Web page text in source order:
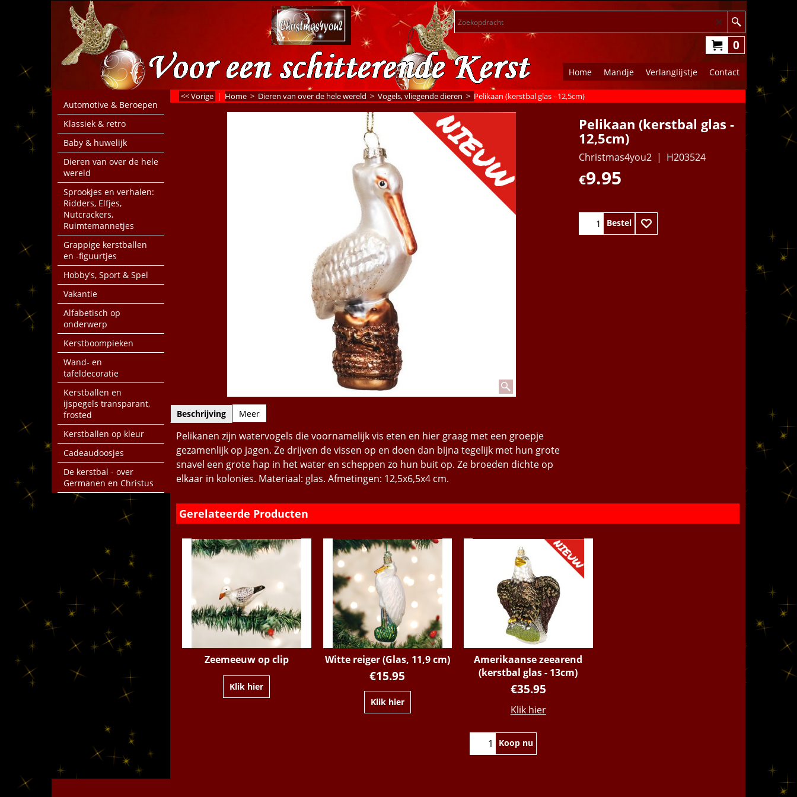
0
Home Mandje Verlanglijstje Contact
Automotive & Beroepen
Klassiek & retro
Baby & huwelijk
Dieren van over de hele
wereld
Sprookjes en verhalen:
Ridders, Elfjes,
Nutcrackers,
Ruimtemannetjes
Grappige kerstballen
en -figuurtjes
Hobby's, Sport & Spel
Vakantie
Alfabetisch op
onderwerp
Kerstboompieken
Wand- en
tafeldecoratie
Kerstballen en
ijspegels transparant,
frosted
Kerstballen op kleur
Cadeaudoosjes
De kerstbal - over
Germanen en Christus
<< Vorige | Home > Dieren van over de hele wereld > Vogels, vliegende dieren > Pelikaan (kerstbal glas - 12,5cm)
Pelikaan (kerstbal glas -
12,5cm)
Christmas4you2 H203524
€9.95
Bestel
Beschrijving Meer
Pelikanen zijn watervogels die voornamelijk vis eten en hier graag met een groepje
gezamenlijk op jagen. Ze drijven de vissen op en doen dan bijna tegelijk met hun grote
snavel een grote hap in het water en scheppen zo hun buit op. Ze broeden dichte op
elkaar in kolonies. Materiaal: glas. Afmetingen: 12,5x6,5x4 cm.
Gerelateerde Producten
Zeemeeuw op clip
Klik hier
Witte reiger (Glas, 11,9 cm)
€15.95
Klik hier
Amerikaanse zeearend
(kerstbal glas - 13cm)
€35.95
Klik hier
Koop nu